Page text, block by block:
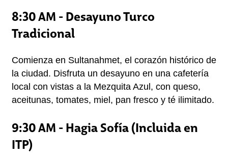
8:30 AM - Desayuno Turco
Tradicional
Comienza en Sultanahmet, el corazón histórico de
la ciudad. Disfruta un desayuno en una cafetería
local con vistas a la Mezquita Azul, con queso,
aceitunas, tomates, miel, pan fresco y té ilimitado.
9:30 AM - Hagia Sofía (Incluida en
ITP)